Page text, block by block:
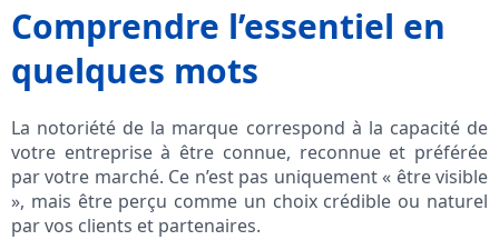
Comprendre l’essentiel en
quelques mots
La notoriété de la marque correspond à la capacité de
votre entreprise à être connue, reconnue et préférée
par votre marché. Ce n’est pas uniquement « être visible
», mais être perçu comme un choix crédible ou naturel
par vos clients et partenaires.